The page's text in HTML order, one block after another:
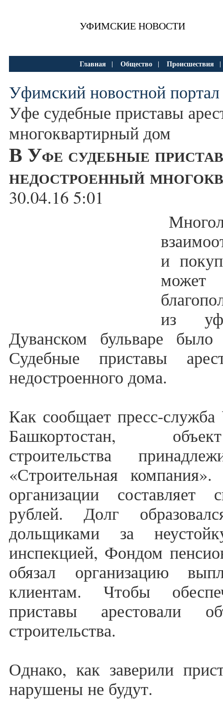
УФИМСКИЕ НОВОСТИ
Главная | Общество | Происшествия
Уфимский новостной портал
Уфе судебные приставы
многоквартирный дом
В Уфе судебные
недостроенный
30.04.16 5:01
и
из
Дуванском бульваре
Судебные приставы
недостроенного дома.
Как сообщает пресс-
Башкортостан,
строительства
«Строительная
организации
рублей. Долг
дольщиками за
инспекцией, Фондом
обязал организацию
клиентам. Чтобы
приставы арестовали
строительства.
Однако, как заверили
нарушены не будут.